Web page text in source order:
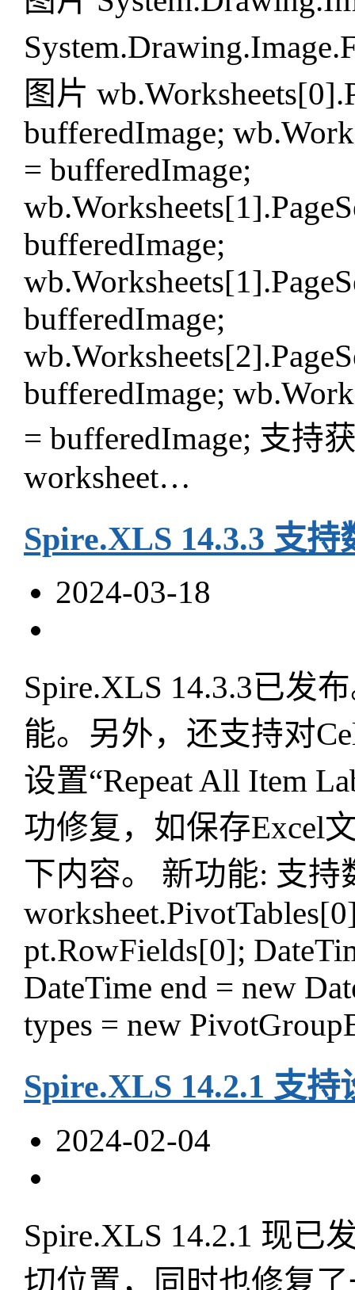
图片
bufferedImage;
= bufferedImage;
bufferedImage;
bufferedImage;
bufferedImage;
= bufferedImage; 支持
worksheet…
Spire.XLS 14.3.3 支
2024-03-18
Spire.XLS 14.3.3已发
能。另外，还支持对
设置“Repeat All Item
功修复，如保存Excel
下内容。 新功能: 支
pt.RowFields[0];
DateTime end = new
types = new
Spire.XLS 14.2.1 支
2024-02-04
Spire.XLS 14.2.1 现已
切位置，同时也修复